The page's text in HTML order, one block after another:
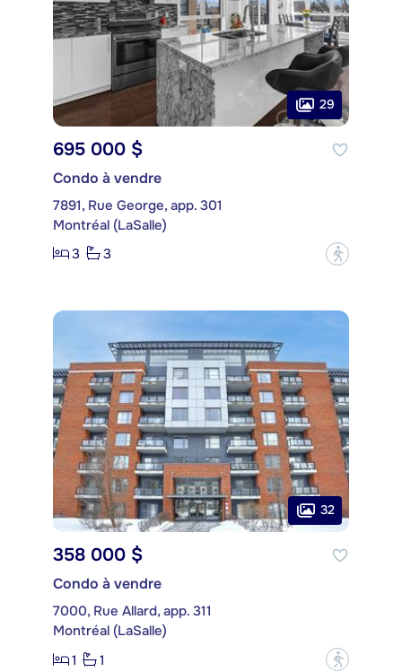
29
695 000 $
Condo à vendre
7891, Rue George, app. 301
Montréal (LaSalle)
3
3 ?
32
358 000 $
Condo à vendre
7000, Rue Allard, app. 311
Montréal (LaSalle)
1
1 ?